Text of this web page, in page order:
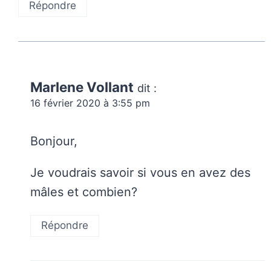
Répondre
Marlene Vollant dit :
16 février 2020 à 3:55 pm
Bonjour,
Je voudrais savoir si vous en avez des
mâles et combien?
Répondre